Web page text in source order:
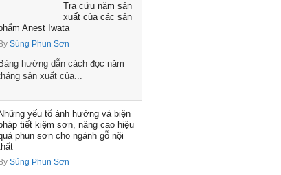
Tra cứu năm sản
xuất của các sản
Anest Iwata
Súng Phun Sơn
hướng dẫn cách đọc năm
sản xuất của...
yếu tố ảnh hưởng và biện
tiết kiệm sơn, nâng cao hiệu
phun sơn cho ngành gỗ nội
By Súng Phun Sơn